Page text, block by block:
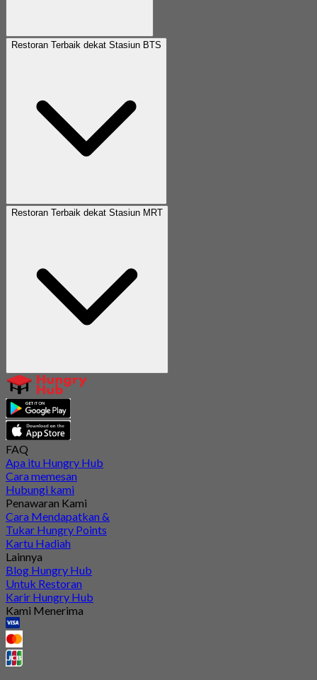
Restoran Terbaik dekat Stasiun BTS
Restoran Terbaik dekat Stasiun MRT
FAQ
Apa itu Hungry Hub
Cara memesan
Hubungi kami
Penawaran Kami
Cara Mendapatkan &
Tukar Hungry Points
Kartu Hadiah
Lainnya
Blog Hungry Hub
Untuk Restoran
Karir Hungry Hub
Kami Menerima